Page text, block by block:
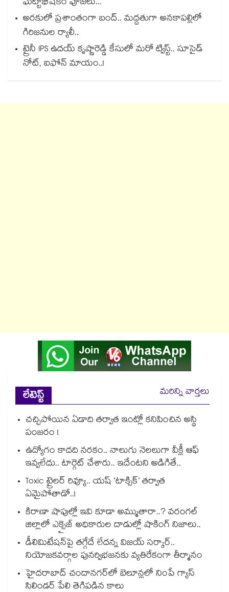
అరకులో ప్రశాంతంగా బంద్.. మద్దతుగా అనకాపల్లిలో
గిరిజనుల ర్యాలీ..
ట్రైనీ IPS ఉదయ్‌ కృష్ణారెడ్డి కేసులో మరో ట్విస్ట్.. సూసైడ్‌
నోట్‌, ఐఫోన్‌ మాయం..!
లేటెస్ట్
మరిన్ని వార్తలు
చచ్చిపోయిన ఏడాది తర్వాత ఇంట్లో కనిపించిన అస్థి
పంజరం !
ఉద్యోగం కాదది నరకం.. నాలుగు నెలలుగా వీక్లీ ఆఫ్
ఇవ్వలేదు.. టార్గెట్ చేశారు.. ఇదేంటని అడిగితే..
Toxic ట్రైలర్ రివ్యూ.. యష్ ‘టాక్సిక్’ తర్వాత
ఏమైపోతాడో..!
కిరాణా షాపుల్లో ఇవి కూడా అమ్ముతారా..? వరంగల్
జిల్లాలో ఎక్సైజ్ అధికారుల దాడుల్లో షాకింగ్ నిజాలు..
డీలిమిటేషన్‎పై తగ్గేదే లేదన్న విజయ్ సర్కార్..
నియోజకవర్గాల పునర్విభజనకు వ్యతిరేకంగా తీర్మానం
హైదరాబాద్⁪ చందానగర్⁫లో బెలూన్లలో నింపే గ్యాస్
సిలిండర్ పేలి తెగిపడిన కాలు